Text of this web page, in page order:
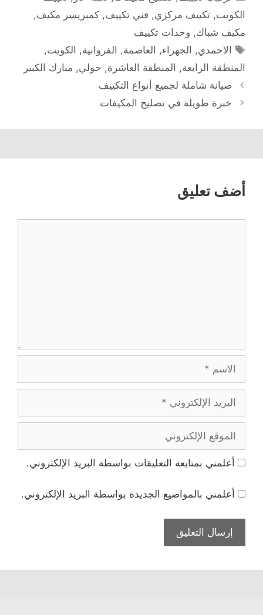
الكويت, تكييف مركزي, فني تكييف, كمبريسر مكيف,
مكيف شباك, وحدات تكييف
الوسوم
الاحمدي, الجهراء, العاصمة, الفروانية, الكويت,
المنطقة الرابعة, المنطقة العاشرة, حولي, مبارك الكبير
صيانة شاملة لجميع أنواع التكييف
خبرة طويلة في تصليح المكيفات
أضف تعليق
الإلكتروني
الإلكتروني
أعلمني بمتابعة التعليقات بواسطة البريد الإلكتروني.
أعلمني بالمواضيع الجديدة بواسطة البريد الإلكتروني.